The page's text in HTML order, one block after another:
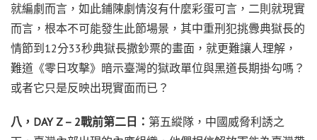
就編劇而言，如此鋪陳劇情沒有什麼彩蛋可言，二則就現實
而言，根本不可能發生此節場景，其中重刑犯挑釁典獄長的
情節到12分33秒典獄長撒鈔票的畫面，就更難讓人理解，
難道《零日攻擊》暗示臺灣的獄政單位與黑道長期掛勾嗎？
或者它只是反映出現實面而已？
八，DAY Z – 2戰前第二日： 第五縱隊，中國威脅利誘之